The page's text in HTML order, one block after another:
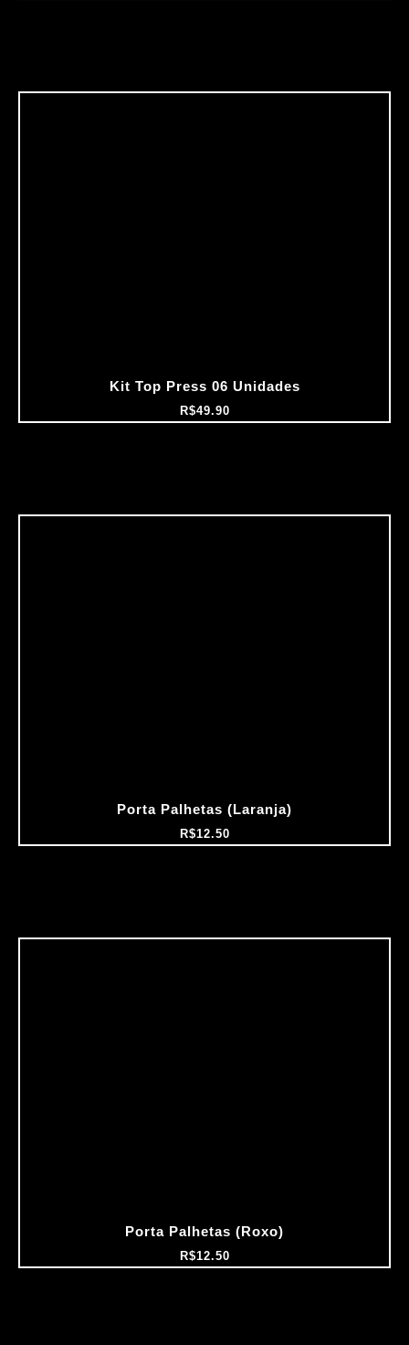
Kit Top Press 06 Unidades
R$49.90
Porta Palhetas (Laranja)
R$12.50
Porta Palhetas (Roxo)
R$12.50